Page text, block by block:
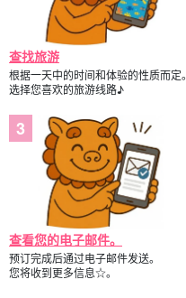
查找旅游
根据一天中的时间和体验的性质而定。
选择您喜欢的旅游线路♪
查看您的电子邮件。
预订完成后通过电子邮件发送。
您将收到更多信息☆。